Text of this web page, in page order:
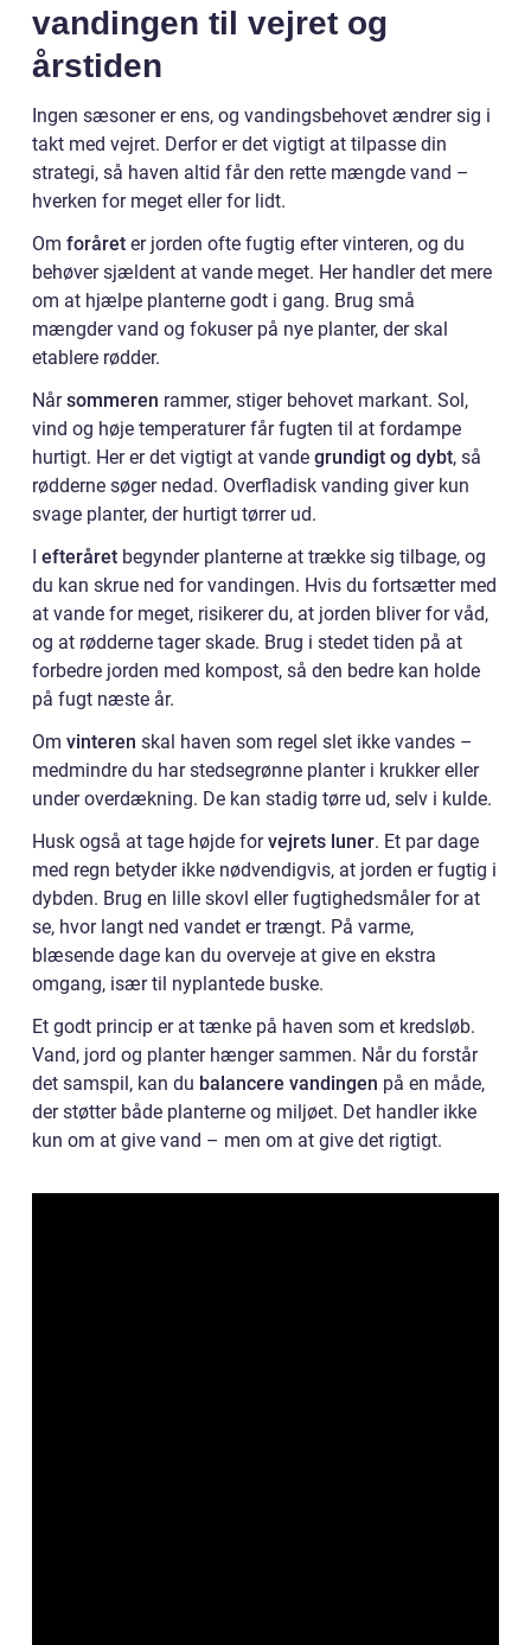
vandingen til vejret og
årstiden
Ingen sæsoner er ens, og vandingsbehovet ændrer sig i
takt med vejret. Derfor er det vigtigt at tilpasse din
strategi, så haven altid får den rette mængde vand –
hverken for meget eller for lidt.
Om foråret er jorden ofte fugtig efter vinteren, og du
behøver sjældent at vande meget. Her handler det mere
om at hjælpe planterne godt i gang. Brug små
mængder vand og fokuser på nye planter, der skal
etablere rødder.
Nårsommeren rammer, stiger behovet markant. Sol,
vind og høje temperaturer får fugten til at fordampe
hurtigt. Her er det vigtigt at vande grundigt og dybt, så
rødderne søger nedad. Overfladisk vanding giver kun
svage planter, der hurtigt tørrer ud.
I efteråret begynder planterne at trække sig tilbage, og
du kan skrue ned for vandingen. Hvis du fortsætter med
at vande for meget, risikerer du, at jorden bliver for våd,
og at rødderne tager skade. Brug i stedet tiden på at
forbedre jorden med kompost, så den bedre kan holde
på fugt næste år.
Om vinteren skal haven som regel slet ikke vandes –
medmindre du har stedsegrønne planter i krukker eller
under overdækning. De kan stadig tørre ud, selv i kulde.
Husk også at tage højde forvejrets luner. Et par dage
med regn betyder ikke nødvendigvis, at jorden er fugtig i
dybden. Brug en lille skovl eller fugtighedsmåler for at
se, hvor langt ned vandet er trængt. På varme,
blæsende dage kan du overveje at give en ekstra
omgang, især til nyplantede buske.
Et godt princip er at tænke på haven som et kredsløb.
Vand, jord og planter hænger sammen. Når du forstår
det samspil, kan du balancere vandingen på en måde,
der støtter både planterne og miljøet. Det handler ikke
kun om at give vand – men om at give det rigtigt.